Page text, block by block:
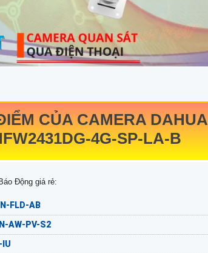
CỦA CAMERA DAHUA
4G-SP-LA-B
Động giá rẻ:
FLD-AB
AW-PV-S2